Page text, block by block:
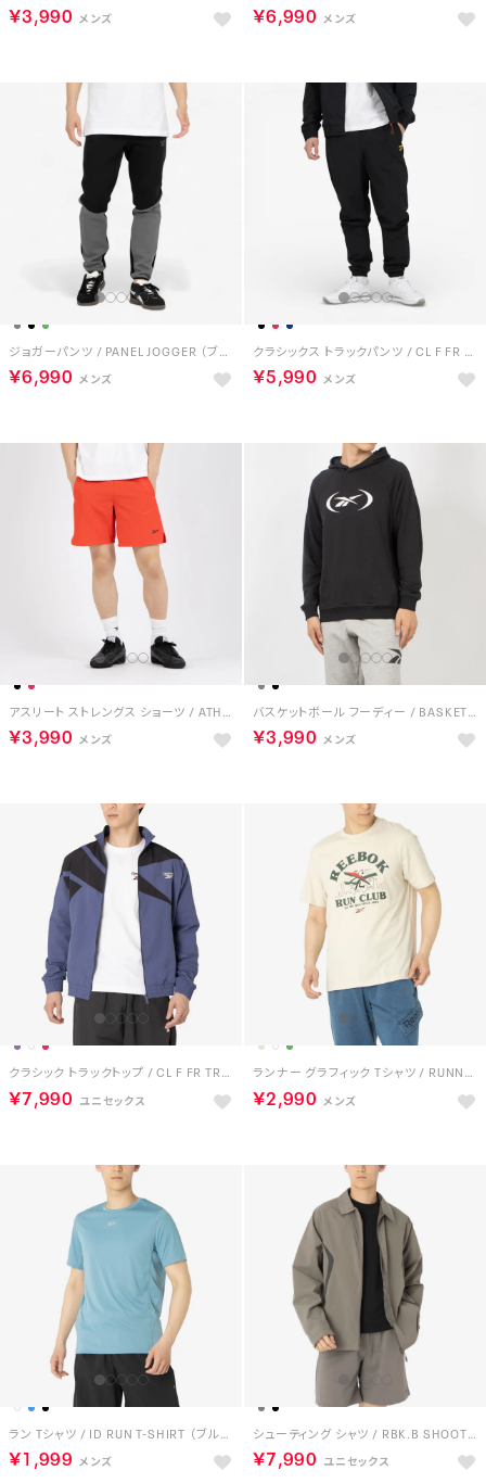
￥3,990 ￥6,990
ジョガーパンツ / PANEL JOGGER （ブラック）
￥6,990
クラシックス トラックパンツ / CL F FR TRACKPANT （ブラック）
￥5,990
アスリート ストレングス ショーツ / ATHLETE STRENGTH SHORT （レッド）
￥3,990
バスケットボール フーディー / BASKETBALL HOODIE （ブラック）
￥3,990
クラシック トラックトップ / CL F FR TRACKTOP （パープル/ブラック）
￥7,990
ランナー グラフィック Tシャツ / RUNNER GRAPHIC TEE （グレージュ）
￥2,990
ラン Tシャツ / ID RUN T-SHIRT （ブルー）
￥1,999
シューティング シャツ / RBK.B SHOOTING SHIRT （グレー）
￥7,990